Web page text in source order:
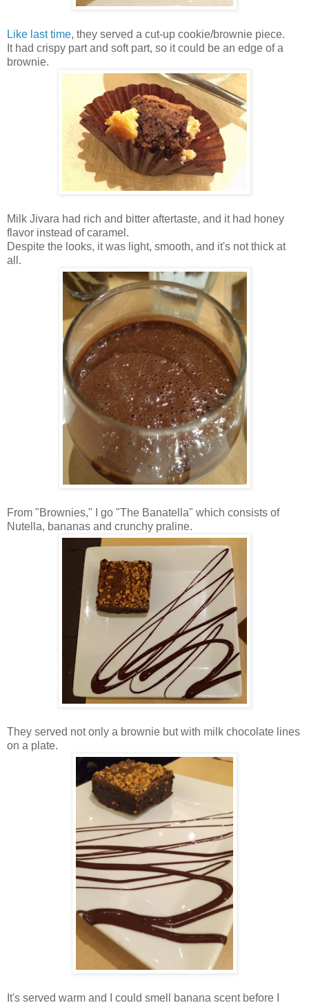
Like last time, they served a cut-up cookie/brownie piece.
It had crispy part and soft part, so it could be an edge of a
brownie.
Milk Jivara had rich and bitter aftertaste, and it had honey
flavor instead of caramel.
Despite the looks, it was light, smooth, and it's not thick at
all.
From "Brownies," I go "The Banatella" which consists of
Nutella, bananas and crunchy praline.
They served not only a brownie but with milk chocolate lines
on a plate.
It's served warm and I could smell banana scent before I